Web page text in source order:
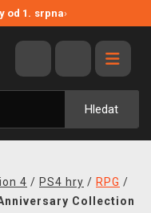
od 1. srpna›
Hledat
4 / PS4 hry / RPG /
Collection